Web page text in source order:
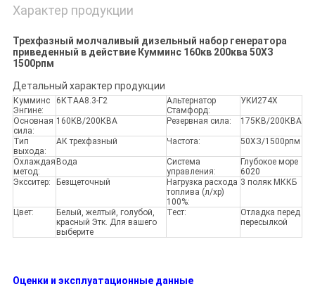
Характер продукции
Трехфазный молчаливый дизельный набор генератора
приведенный в действие Кумминс 160кв 200ква 50ХЗ
1500рпм
Детальный характер продукции
Кумминс
Энгине:
6КТАА8.3-Г2
Альтернатор
Стамфорд:
УКИ274Х
Основная
сила:
160КВ/200КВА Резервная сила: 175КВ/200КВА
Тип
выхода:
АК трехфазный Частота: 50ХЗ/1500рпм
Охлаждая
метод:
Вода
Система
управления:
Глубокое море
6020
Эксситер:
Безщеточный
Нагрузка расхода
топлива (л/хр)
100%:
3 поляк МККБ
Цвет:
Белый, желтый, голубой,
красный Этк. Для вашего
выберите
Тест:
Отладка перед
пересылкой
Оценки и эксплуатационные данные